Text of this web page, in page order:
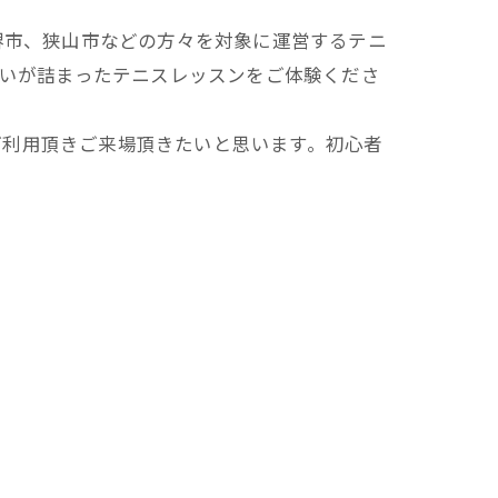
、狭山市などの方々を対象に運営するテニ
が詰まったテニスレッスンをご体験くださ
用頂きご来場頂きたいと思います。初心者